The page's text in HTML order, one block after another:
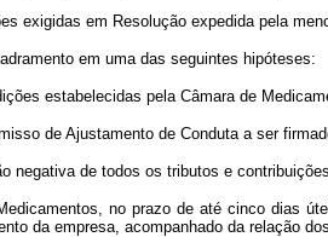
em Resolução expedida pela
em uma das seguintes hipóteses:
estabelecidas pela Câmara de
de Ajustamento de Conduta a ser
de todos os tributos e
no prazo de até cinco dias
da empresa, acompanhado da relação